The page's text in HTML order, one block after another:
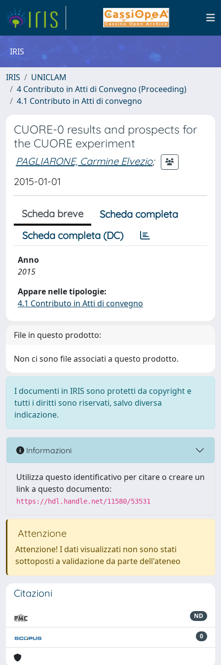
IRIS
IRIS
UNICLAM
4 Contributo in Atti di Convegno (Proceeding)
4.1 Contributo in Atti di convegno
CUORE-0 results and prospects for
the CUORE experiment
PAGLIARONE, Carmine Elvezio;
2015-01-01
Scheda breve
Scheda completa
Scheda completa (DC)
Anno
2015
Appare nelle tipologie:
4.1 Contributo in Atti di convegno
File in questo prodotto:
Non ci sono file associati a questo prodotto.
I documenti in IRIS sono protetti da copyright e
tutti i diritti sono riservati, salvo diversa
indicazione.
Informazioni
Utilizza questo identificativo per citare o creare un
link a questo documento:
https://hdl.handle.net/11580/53531
Attenzione
Attenzione! I dati visualizzati non sono stati
sottoposti a validazione da parte dell'ateneo
Citazioni
ND
0